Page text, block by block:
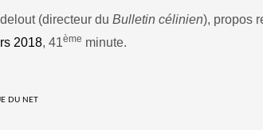
(directeur duBulletin célinien), propos
2018, 41ème minute.
DU NET